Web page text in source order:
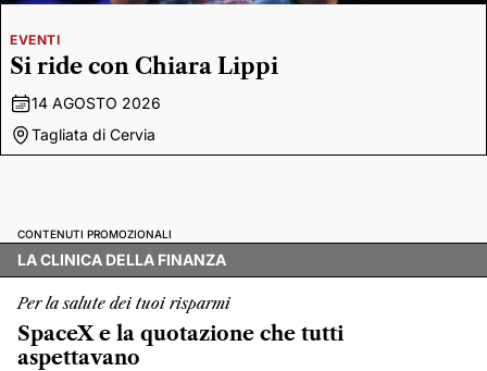
EVENTI
Si ride con Chiara Lippi
14 AGOSTO 2026
Tagliata di Cervia
CONTENUTI PROMOZIONALI
LA CLINICA DELLA FINANZA
Per la salute dei tuoi risparmi
SpaceX e la quotazione che tutti
aspettavano